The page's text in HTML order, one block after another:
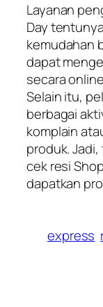
Layanan
Day
kemudahan
dapat
secara
Selain itu,
berbagai
komplain
produk.
cek resi
dapatkan
express